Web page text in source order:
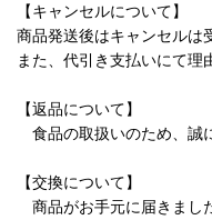
【キャンセルについて】
商品発送後はキャンセルは
また、代引き支払いにて
【返品について】
食品の取扱いのため、誠
【交換について】
商品がお手元に届きまし